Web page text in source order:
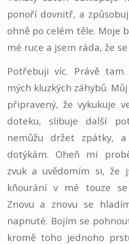
ponoří dovnitř, a
ohně po celém těle. Moje
mé ruce a jsem ráda, že
Potřebuji víc. Právě
mých kluzkých záhybů.
připravený, že vykukuje
doteku, slibuje další
nemůžu držet zpátky,
dotýkám. Oheň mi
zvuk a uvědomím si, že
kňourání v mé touze
Znovu a znovu se
napnuté. Bojím se
kromě toho jednoho